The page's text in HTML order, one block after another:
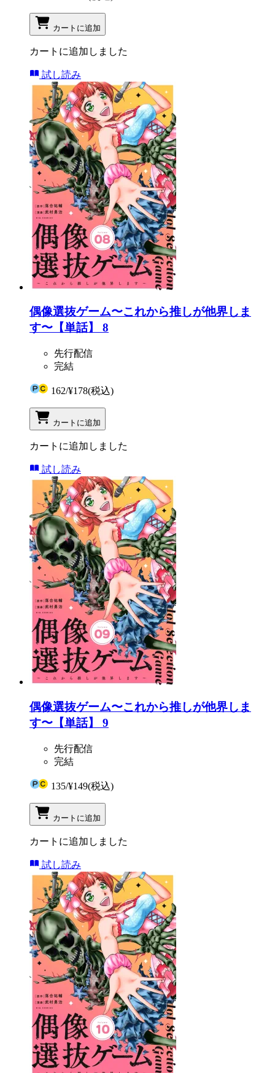
カートに追加
カートに追加しました
試し読み
偶像選抜ゲーム〜これから推しが他界しま
す〜【単話】 8
先行配信
完結
162/¥178(税込)
カートに追加
カートに追加しました
試し読み
偶像選抜ゲーム〜これから推しが他界しま
す〜【単話】 9
先行配信
完結
135/¥149(税込)
カートに追加
カートに追加しました
試し読み